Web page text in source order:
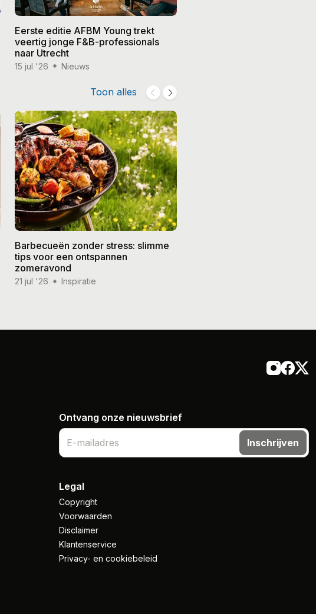
Eerste editie AFBM Young trekt
veertig jonge F&B-professionals
naar Utrecht
15 jul '26 Nieuws
Toon alles
Barbecueën zonder stress: slimme
tips voor een ontspannen
zomeravond
21 jul '26 Inspiratie
Ontvang onze nieuwsbrief
Inschrijven
Legal
Copyright
Voorwaarden
Disclaimer
Klantenservice
Privacy- en cookiebeleid